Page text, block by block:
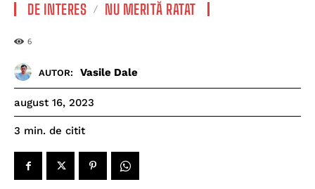
DE INTERES NU MERITĂ RATAT
6
AUTOR: Vasile Dale
august 16, 2023
3 min. de citit